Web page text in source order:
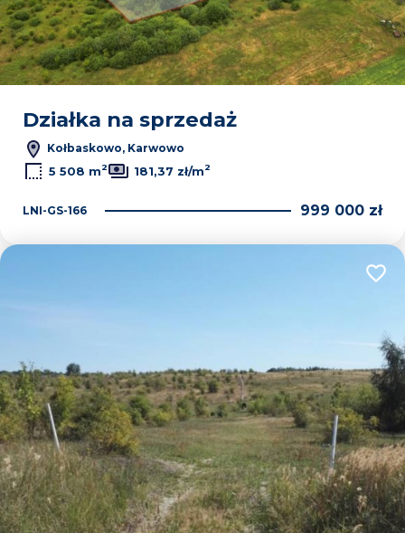
Działka na sprzedaż
Kołbaskowo, Karwowo
5 508 m2 181,37 zł/m2
LNI-GS-166 999 000 zł